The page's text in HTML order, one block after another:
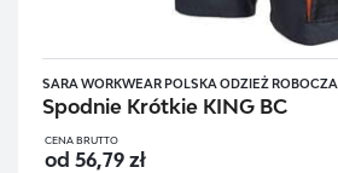
SARA WORKWEAR POLSKA ODZIEŻ ROBOCZA
Spodnie Krótkie KING BC
CENA BRUTTO
od 56,79 zł